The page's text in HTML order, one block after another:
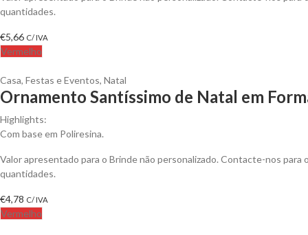
quantidades.
€5,66 C/ IVA
Vermelho
Casa, Festas e Eventos, Natal
Ornamento Santíssimo de Natal em
Highlights:
Com base em Poliresina.
Valor apresentado para o Brinde não personalizado. Contacte-nos
quantidades.
€4,78 C/ IVA
Vermelho